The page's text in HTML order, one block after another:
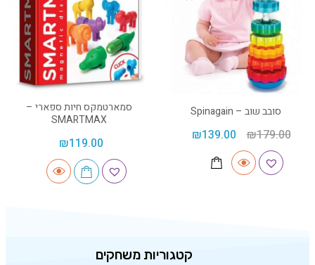
סובב שוב – Spinagain
₪179.00
₪139.00
סמארטמקס חיות ספארי –
SMARTMAX
₪119.00
קטגוריות משחקים